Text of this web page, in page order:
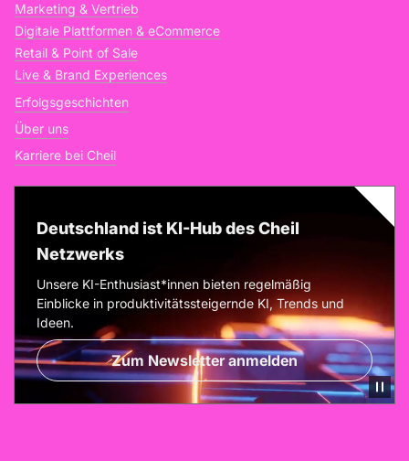
Marketing & Vertrieb
Digitale Plattformen & eCommerce
Retail & Point of Sale
Live & Brand Experiences
Erfolgsgeschichten
Über uns
Karriere bei Cheil
Deutschland ist KI-Hub des Cheil
Netzwerks
Unsere KI-Enthusiast*innen bieten regelmäßig
Einblicke in produktivitätssteigernde KI, Trends und
Ideen.
Zum Newsletter anmelden